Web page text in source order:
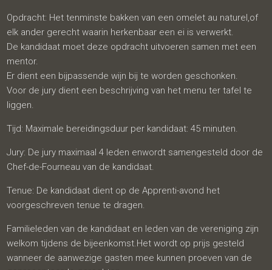
Opdracht: Het tenminste bakken van een omelet au naturel,of
elk ander gerecht waarin herkenbaar een ei is verwerkt.
De kandidaat moet deze opdracht uitvoeren samen met een
mentor.
Er dient een bijpassende wijn bij te worden geschonken.
Voor de jury dient een beschrijving van het menu ter tafel te
liggen.
Tijd: Maximale bereidingsduur per kandidaat: 45 minuten.
Jury: De jury maximaal 4 leden enwordt samengesteld door de
Chef-de-Fourneau van de kandidaat.
Tenue: De kandidaat dient op de Apprenti-avond het
voorgeschreven tenue te dragen.
Familieleden van de kandidaat en leden van de vereniging zijn
welkom tijdens de bijeenkomst.Het wordt op prijs gesteld
wanneer de aanwezige gasten mee kunnen proeven van de